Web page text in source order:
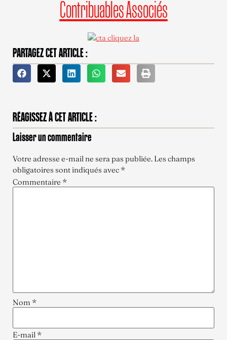
Contribuables Associés
PARTAGEZ CET ARTICLE :
RÉAGISSEZ À CET ARTICLE :
Laisser un commentaire
Votre adresse e-mail ne sera pas publiée. Les champs
obligatoires sont indiqués avec *
Commentaire *
Nom *
E-mail *